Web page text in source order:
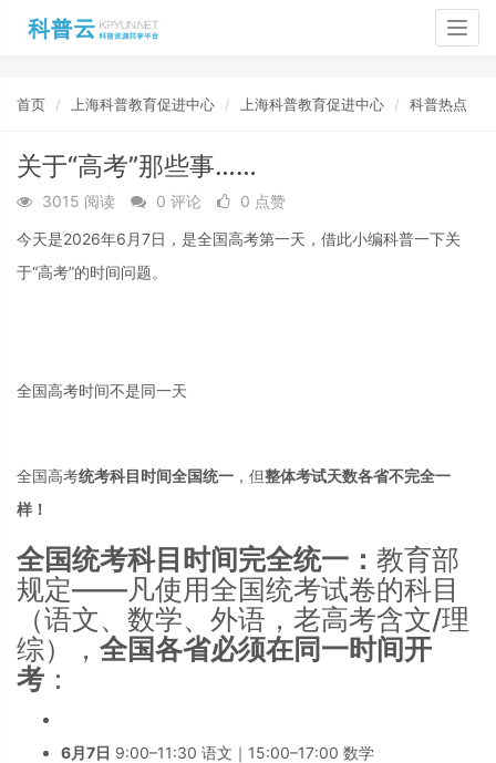
首页 上海科普教育促进中心 上海科普教育促进中心 科普热点
关于“高考”那些事……
3015 阅读 0 评论
0 点赞
今天是2026年6月7日，是全国高考第一天，借此小编科普一下关
于“高考”的时间问题。
全国高考时间不是同一天
全国高考统考科目时间全国统一 ，但整体考试天数各省不完全一
样！
全国统考科目时间完全统一： 教育部
规定——凡使用全国统考试卷的科目
（语文、数学、外语，老高考含文/理
综）， 全国各省必须在同一时间开
考 ：
6月7日 9:00–11:30 语文｜15:00–17:00 数学